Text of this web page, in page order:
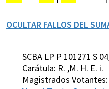
OCULTAR FALLOS DEL
SCBA LP P 101271 S
Carátula: R. ,M. H. E. i.
Magistrados